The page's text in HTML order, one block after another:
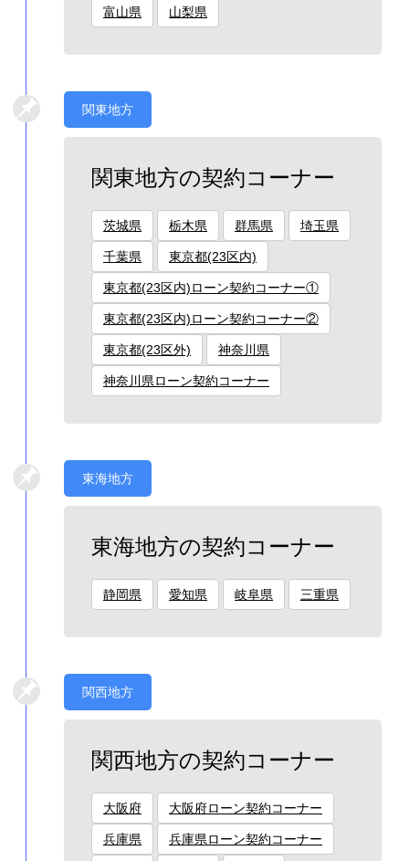
富山県 山梨県
関東地方
関東地方の契約コーナー
茨城県 栃木県 群馬県 埼玉県
千葉県 東京都(23区内)
東京都(23区内)ローン契約コーナー①
東京都(23区内)ローン契約コーナー②
東京都(23区外) 神奈川県
神奈川県ローン契約コーナー
東海地方
東海地方の契約コーナー
静岡県 愛知県 岐阜県 三重県
関西地方
関西地方の契約コーナー
大阪府 大阪府ローン契約コーナー
兵庫県 兵庫県ローン契約コーナー